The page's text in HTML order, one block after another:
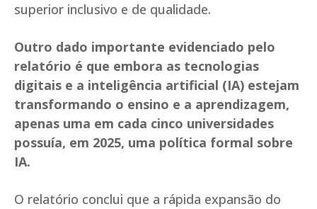
superior inclusivo e de qualidade.
Outro dado importante evidenciado pelo
relatório é que embora as tecnologias
digitais e a inteligência artificial (IA) estejam
transformando o ensino e a aprendizagem,
apenas uma em cada cinco universidades
possuía, em 2025, uma política formal sobre
IA.
O relatório conclui que a rápida expansão do